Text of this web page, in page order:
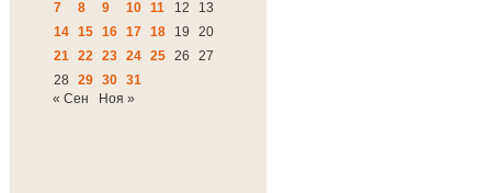
7
8 9 10 11 12
13
14 15 16 17 18 19
20
21 22 23 24 25 26
27
28
29 30 31
« Сен
Ноя »